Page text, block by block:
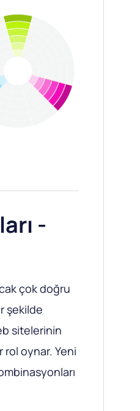
-
çok doğru
şekilde
sitelerinin
rol oynar. Yeni